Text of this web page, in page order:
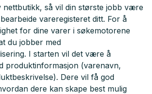
nettbutikk, så vil din største jobb være
vareregisteret ditt. For å
for dine varer i søkemotorene
du jobber med
I starten vil det være å
produktinformasjon (varenavn,
Dere vil få god
dere kan skape best mulig